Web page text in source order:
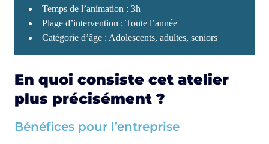
Temps de l’animation : 3h
Plage d’intervention : Toute l’année
Catégorie d’âge : Adolescents, adultes, seniors
En quoi consiste cet atelier
plus précisément ?
Bénéfices pour l’entreprise